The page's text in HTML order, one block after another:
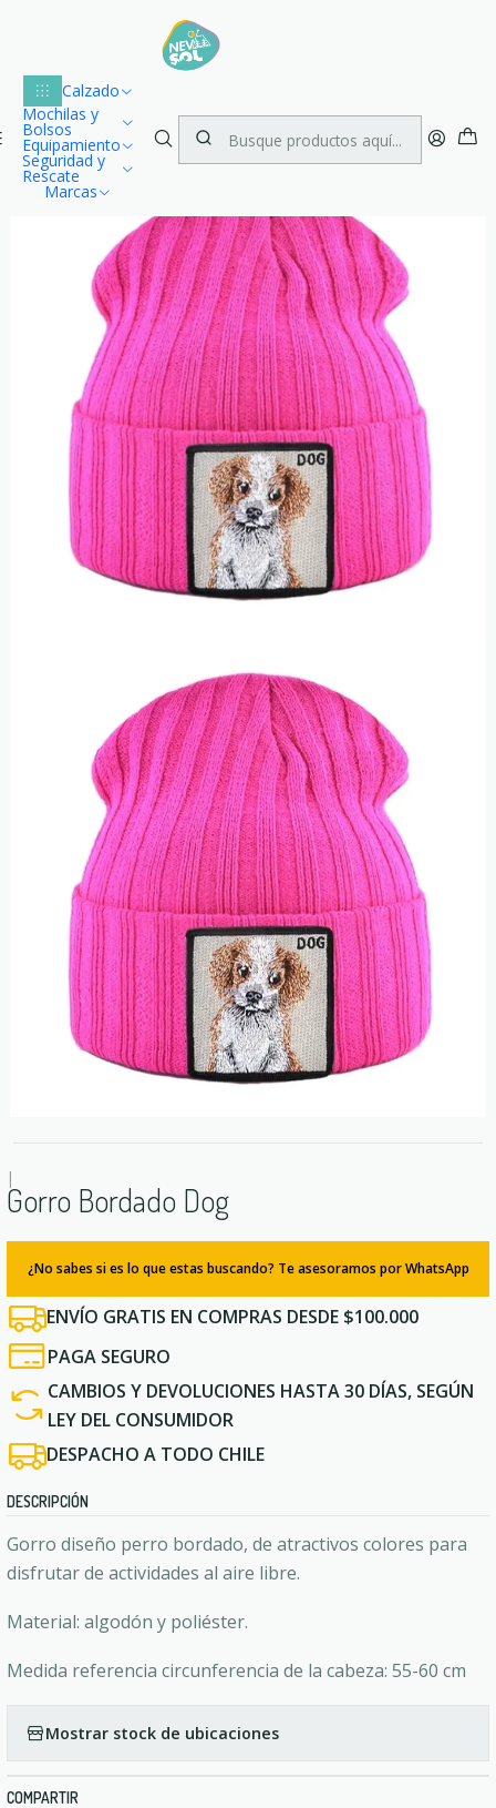
Calzado
Mochilas y
Bolsos
Equipamiento
Seguridad y
Rescate
Marcas
Envío gratuito dentro de Chile para compras desde $100.000
Inicio Vestuario
|
Gorro Bordado Dog
¿No sabes si es lo que estas buscando? Te asesoramos por WhatsApp
ENVÍO GRATIS EN COMPRAS DESDE $100.000
PAGA SEGURO
CAMBIOS Y DEVOLUCIONES HASTA 30 DÍAS, SEGÚN
LEY DEL CONSUMIDOR
DESPACHO A TODO CHILE
DESCRIPCIÓN
Gorro diseño perro bordado, de atractivos colores para
disfrutar de actividades al aire libre.
Material: algodón y poliéster.
Medida referencia circunferencia de la cabeza: 55-60 cm
Mostrar stock de ubicaciones
COMPARTIR